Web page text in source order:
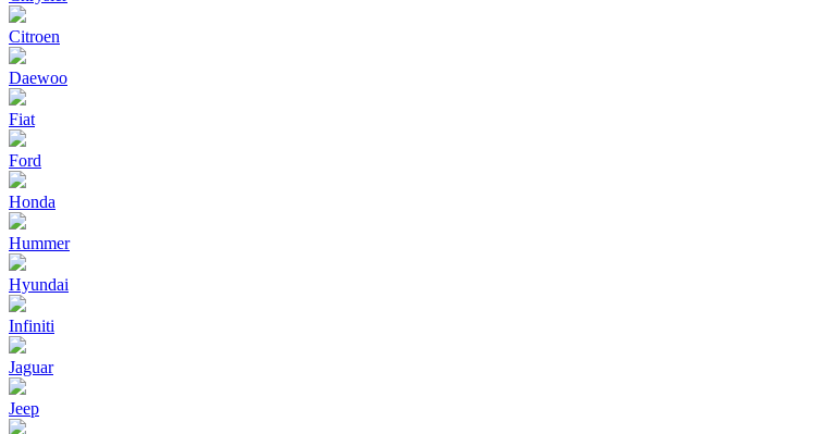
Citroen
Daewoo
Fiat
Ford
Honda
Hummer
Hyundai
Infiniti
Jaguar
Jeep